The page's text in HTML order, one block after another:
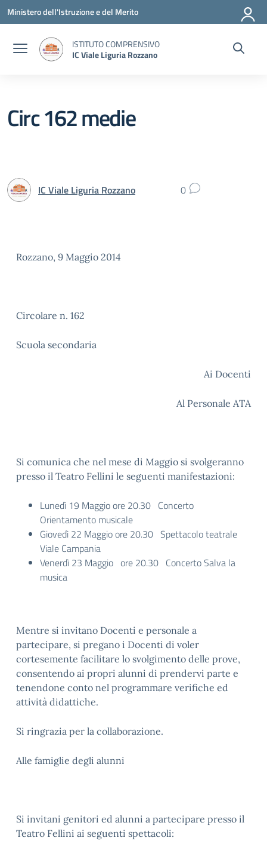
Vai ai contenuti
Vai al menu di navigazione
Vai al footer
Ministero dell'Istruzione e del Merito
ISTITUTO COMPRENSIVO
IC Viale Liguria Rozzano
Circ 162 medie
IC Viale Liguria Rozzano 0
Rozzano, 9 Maggio 2014
Circolare n. 162
Scuola secondaria
Ai Docenti
Al Personale ATA
Si comunica che nel mese di Maggio si svolgeranno
presso il Teatro Fellini le seguenti manifestazioni:
Lunedì 19 Maggio ore 20.30 Concerto
Orientamento musicale
Giovedì 22 Maggio ore 20.30 Spettacolo teatrale
Viale Campania
Venerdì 23 Maggio ore 20.30 Concerto Salva la
musica
Mentre si invitano Docenti e personale a
partecipare, si pregano i Docenti di voler
cortesemente facilitare lo svolgimento delle prove,
consentendo ai propri alunni di prendervi parte e
tenendone conto nel programmare verifiche ed
attività didattiche.
Si ringrazia per la collaborazione.
Alle famiglie degli alunni
Si invitani genitori ed alunni a partecipare presso il
Teatro Fellini ai seguenti spettacoli: